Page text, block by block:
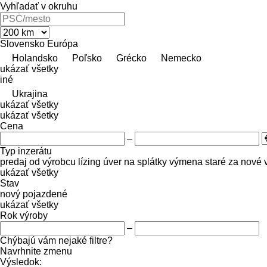
Vyhľadať v okruhu
Slovensko Európa
Holandsko
Poľsko Grécko
Nemecko
ukázať všetky
iné
Ukrajina
ukázať všetky
ukázať všetky
Cena
–
Typ inzerátu
predaj od výrobcu lízing úver na splátky výmena staré za nové
ukázať všetky
Stav
nový pojazdené
ukázať všetky
Rok výroby
–
Chýbajú vám nejaké filtre?
Navrhnite zmenu
Výsledok: